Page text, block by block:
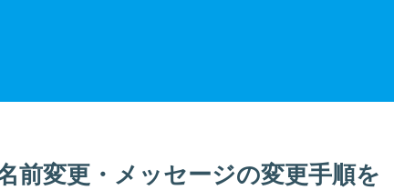
前変更・メッセージの変更手順を